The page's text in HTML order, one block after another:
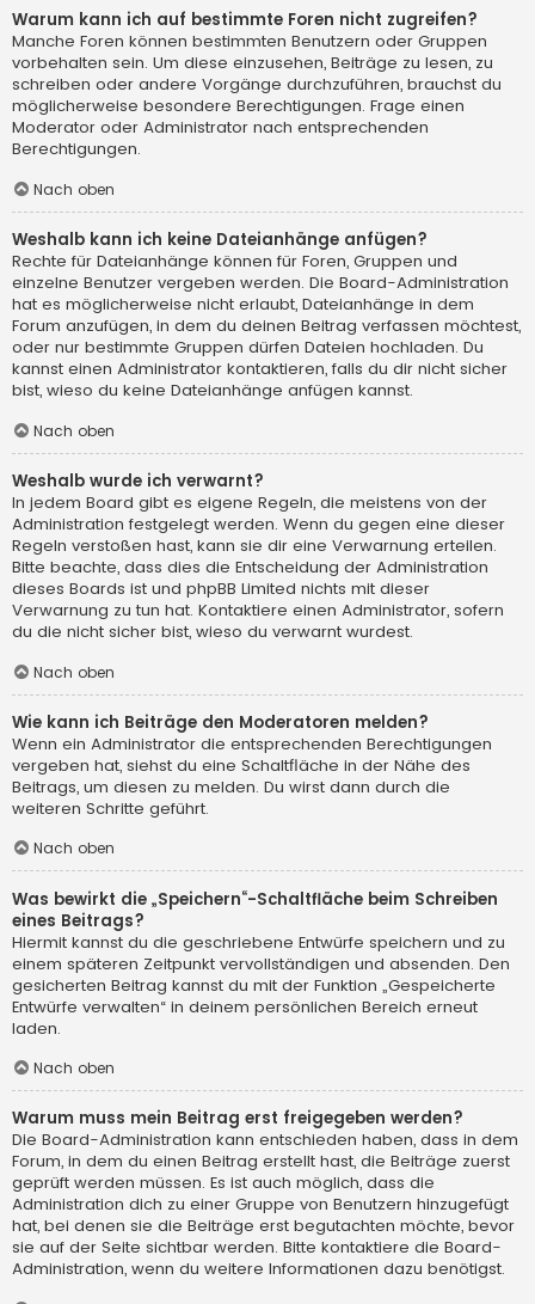
Warum kann ich auf bestimmte Foren nicht zugreifen?
Manche Foren können bestimmten Benutzern oder Gruppen
vorbehalten sein. Um diese einzusehen, Beiträge zu lesen, zu
schreiben oder andere Vorgänge durchzuführen, brauchst du
möglicherweise besondere Berechtigungen. Frage einen
Moderator oder Administrator nach entsprechenden
Berechtigungen.
Nach oben
Weshalb kann ich keine Dateianhänge anfügen?
Rechte für Dateianhänge können für Foren, Gruppen und
einzelne Benutzer vergeben werden. Die Board-Administration
hat es möglicherweise nicht erlaubt, Dateianhänge in dem
Forum anzufügen, in dem du deinen Beitrag verfassen möchtest,
oder nur bestimmte Gruppen dürfen Dateien hochladen. Du
kannst einen Administrator kontaktieren, falls du dir nicht sicher
bist, wieso du keine Dateianhänge anfügen kannst.
Nach oben
Weshalb wurde ich verwarnt?
In jedem Board gibt es eigene Regeln, die meistens von der
Administration festgelegt werden. Wenn du gegen eine dieser
Regeln verstoßen hast, kann sie dir eine Verwarnung erteilen.
Bitte beachte, dass dies die Entscheidung der Administration
dieses Boards ist und phpBB Limited nichts mit dieser
Verwarnung zu tun hat. Kontaktiere einen Administrator, sofern
du die nicht sicher bist, wieso du verwarnt wurdest.
Nach oben
Wie kann ich Beiträge den Moderatoren melden?
Wenn ein Administrator die entsprechenden Berechtigungen
vergeben hat, siehst du eine Schaltfläche in der Nähe des
Beitrags, um diesen zu melden. Du wirst dann durch die
weiteren Schritte geführt.
Nach oben
Was bewirkt die „Speichern“-Schaltfläche beim Schreiben
eines Beitrags?
Hiermit kannst du die geschriebene Entwürfe speichern und zu
einem späteren Zeitpunkt vervollständigen und absenden. Den
gesicherten Beitrag kannst du mit der Funktion „Gespeicherte
Entwürfe verwalten“ in deinem persönlichen Bereich erneut
laden.
Nach oben
Warum muss mein Beitrag erst freigegeben werden?
Die Board-Administration kann entschieden haben, dass in dem
Forum, in dem du einen Beitrag erstellt hast, die Beiträge zuerst
geprüft werden müssen. Es ist auch möglich, dass die
Administration dich zu einer Gruppe von Benutzern hinzugefügt
hat, bei denen sie die Beiträge erst begutachten möchte, bevor
sie auf der Seite sichtbar werden. Bitte kontaktiere die Board-
Administration, wenn du weitere Informationen dazu benötigst.